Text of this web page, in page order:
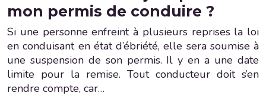
mon permis de conduire ?
Si une personne enfreint à plusieurs reprises la loi
en conduisant en état d’ébriété, elle sera soumise à
une suspension de son permis. Il y en a une date
limite pour la remise. Tout conducteur doit s’en
rendre compte, car…